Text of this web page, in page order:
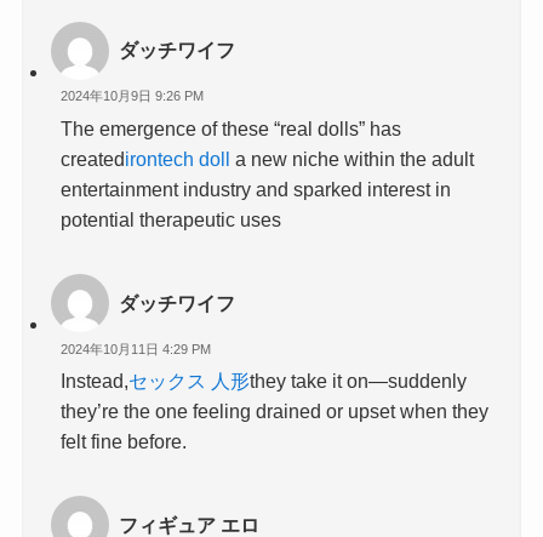
ダッチワイフ
2024年10月9日 9:26 PM
The emergence of these “real dolls” has
createdirontech doll a new niche within the adult
entertainment industry and sparked interest in
potential therapeutic uses
ダッチワイフ
2024年10月11日 4:29 PM
Instead,セックス 人形they take it on—suddenly
they’re the one feeling drained or upset when they
felt fine before.
フィギュア エロ